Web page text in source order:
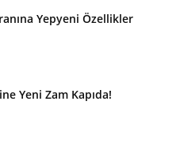
Yepyeni Özellikler
Yeni Zam Kapıda!